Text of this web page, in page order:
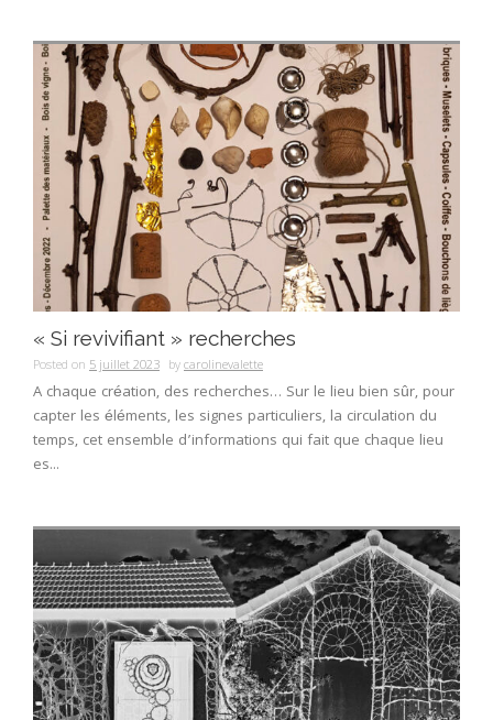
« Si revivifiant » recherches
Posted on 5 juillet 2023 bycarolinevalette
A chaque création, des recherches… Sur le lieu bien sûr, pour
capter les éléments, les signes particuliers, la circulation du
temps, cet ensemble d’informations qui fait que chaque lieu
es...